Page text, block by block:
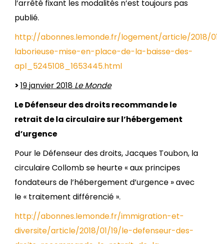
l’arrêté fixant les modalités n’est toujours pas
publié.
http://abonnes.lemonde.fr/logement/article/2018/
laborieuse-mise-en-place-de-la-baisse-des-
apl_5245108_1653445.html
>19 janvier 2018 Le Monde
Le Défenseur des droits recommande le
retrait de la circulaire sur l’hébergement
d’urgence
Pour le Défenseur des droits, Jacques Toubon, la
circulaire Collomb se heurte « aux principes
fondateurs de l’hébergement d’urgence » avec
le « traitement différencié ».
http://abonnes.lemonde.fr/immigration-et-
diversite/article/2018/01/19/le-defenseur-des-